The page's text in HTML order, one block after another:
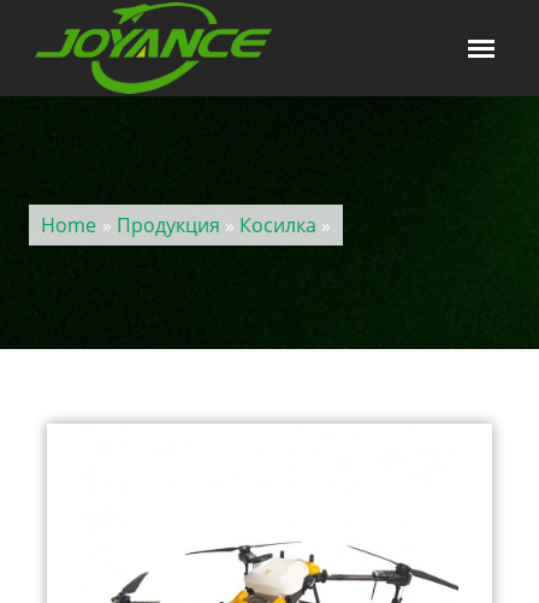
Home » Продукция » Косилка »